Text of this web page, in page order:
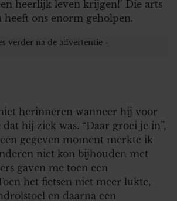
heerlijk leven krijgen!’ Die arts
heeft ons enorm geholpen.
herinneren wanneer hij voor
dat hij ziek was. “Daar groei je in”,
gegeven moment merkte ik
niet kon bijhouden met
gaven me toen een
het fietsen niet meer lukte,
en daarna een